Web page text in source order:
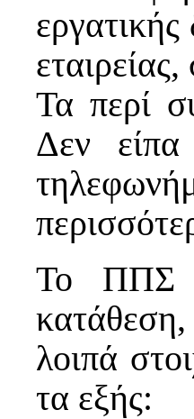
Τα περί
Δεν
Το ΠΠΣ
λοιπά
τα εξής: